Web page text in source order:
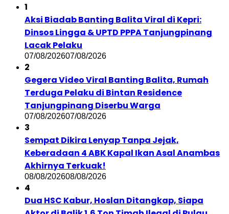
1
Aksi Biadab Banting Balita Viral di Kepri:
Dinsos Lingga & UPTD PPPA Tanjungpinang
Lacak Pelaku
07/08/202607/08/2026
2
Gegera Video Viral Banting Balita, Rumah
Terduga Pelaku di Bintan Residence
Tanjungpinang Diserbu Warga
07/08/202607/08/2026
3
Sempat Dikira Lenyap Tanpa Jejak,
Keberadaan 4 ABK Kapal Ikan Asal Anambas
Akhirnya Terkuak!
08/08/202608/08/2026
4
Dua HSC Kabur, Hoslan Ditangkap, Siapa